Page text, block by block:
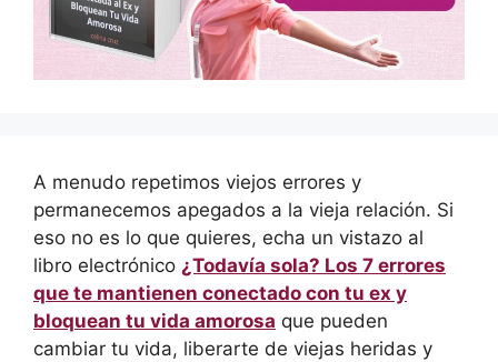
A menudo repetimos viejos errores y
permanecemos apegados a la vieja relación. Si
eso no es lo que quieres, echa un vistazo al
libro electrónico ¿Todavía sola? Los 7 errores
que te mantienen conectado con tu ex y
bloquean tu vida amorosa que pueden
cambiar tu vida, liberarte de viejas heridas y